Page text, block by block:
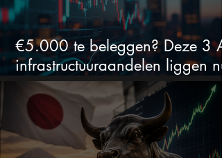
€5.000 te beleggen? Deze 3
infrastructuuraandelen liggen nu
in de uitverkoop